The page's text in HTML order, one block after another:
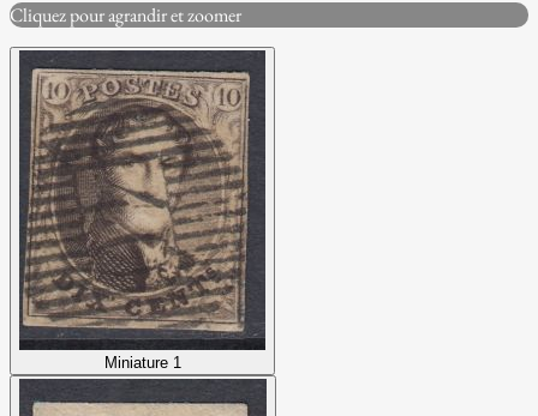
Cliquez pour agrandir et zoomer
Miniature 1